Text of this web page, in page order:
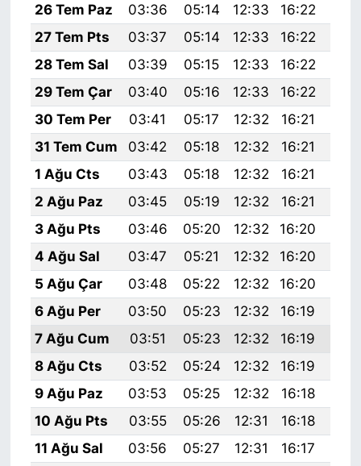
26 Tem Paz
03:36 05:14 12:33 16:22
27 Tem Pts
03:37 05:14 12:33 16:22
28 Tem Sal
03:39 05:15 12:33 16:22
29 Tem Çar
03:40 05:16 12:33 16:22
30 Tem Per
03:41 05:17 12:32 16:21
31 Tem Cum
03:42 05:18 12:32 16:21
1 Ağu Cts
03:43 05:18 12:32 16:21
2 Ağu Paz
03:45 05:19 12:32 16:21
3 Ağu Pts
03:46 05:20 12:32 16:20
4 Ağu Sal
03:47 05:21 12:32 16:20
5 Ağu Çar
03:48 05:22 12:32 16:20
6 Ağu Per
03:50 05:23 12:32 16:19
7 Ağu Cum
03:51 05:23 12:32 16:19
8 Ağu Cts
03:52 05:24 12:32 16:19
9 Ağu Paz
03:53 05:25 12:32 16:18
10 Ağu Pts
03:55 05:26 12:31 16:18
11 Ağu Sal
03:56 05:27 12:31 16:17